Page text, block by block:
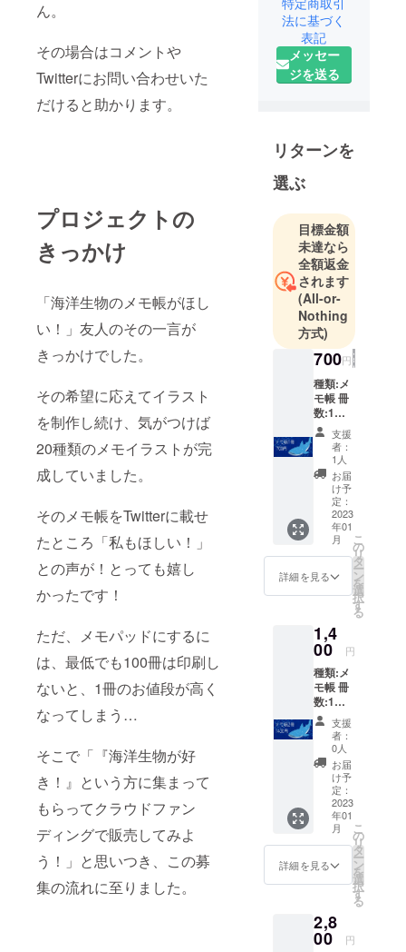
ん。
その場合はコメントや
Twitterにお問い合わせいた
だけると助かります。
プロジェクトの
きっかけ
「海洋生物のメモ帳がほし
い！」友人のその一言が
きっかけでした。
その希望に応えてイラスト
を制作し続け、気がつけば
20種類のメモイラストが完
成していました。
そのメモ帳をTwitterに載せ
たところ「私もほしい！」
との声が！とっても嬉し
かったです！
ただ、メモパッドにするに
は、最低でも100冊は印刷し
ないと、1冊のお値段が高く
なってしまう…
そこで「『海洋生物が好
き！』という方に集まって
もらってクラウドファン
ディングで販売してみよ
う！」と思いつき、この募
集の流れに至りました。
法に基づく
表記
メッセー
ジを送る
リターンを
選ぶ
目標金額
未達なら
全額返金
されます
(All-or-
Nothing
方式)
700円
種類:メ
モ帳 冊
数:1冊
サイ
ズ:A7(7
5×105
mm) カ
ラー:フ
ルカ
ラーの
み 概要
の4種類
からラ
ンダム
で１種
送らせ
だきま
す
支援
者：
1人
お届
け予
定：
2023
年01
月
詳細を見る
こ
の
リ
タ
ー
ン
を
選
択
す
る
1,4
00 円
種類:メ
モ帳 冊
数:1冊
サイ
ズ:A7(7
5×105
mm) カ
ラー:フ
ルカ
ラーの
み 概要
の4種類
からラ
ンダム
で2種送
らせて
きます
支援
者：
0人
お届
け予
定：
2023
年01
月
詳細を見る
こ
の
リ
タ
ー
ン
を
選
択
す
る
2,8
00 円